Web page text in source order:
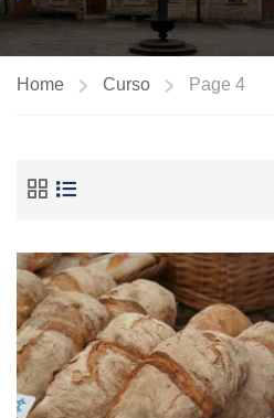
Home Curso Page 4